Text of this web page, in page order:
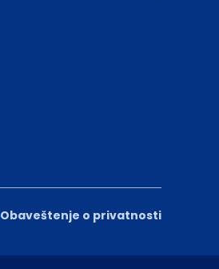
Obaveštenje o privatnosti